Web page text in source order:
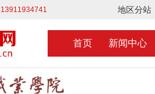
地区分站
首页 新闻中心